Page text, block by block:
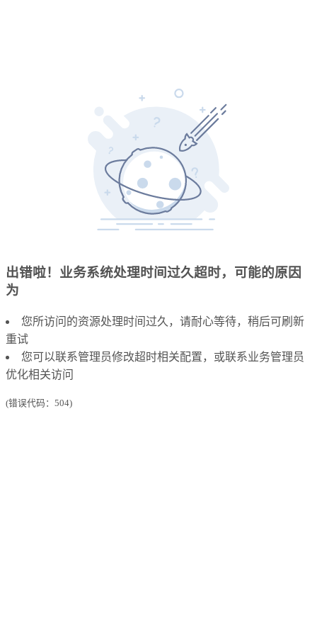
出错啦！业务系统处理时间过久超时，可能的原因
为
您所访问的资源处理时间过久，请耐心等待，稍后可刷新
重试
您可以联系管理员修改超时相关配置，或联系业务管理员
优化相关访问
(错误代码：504)